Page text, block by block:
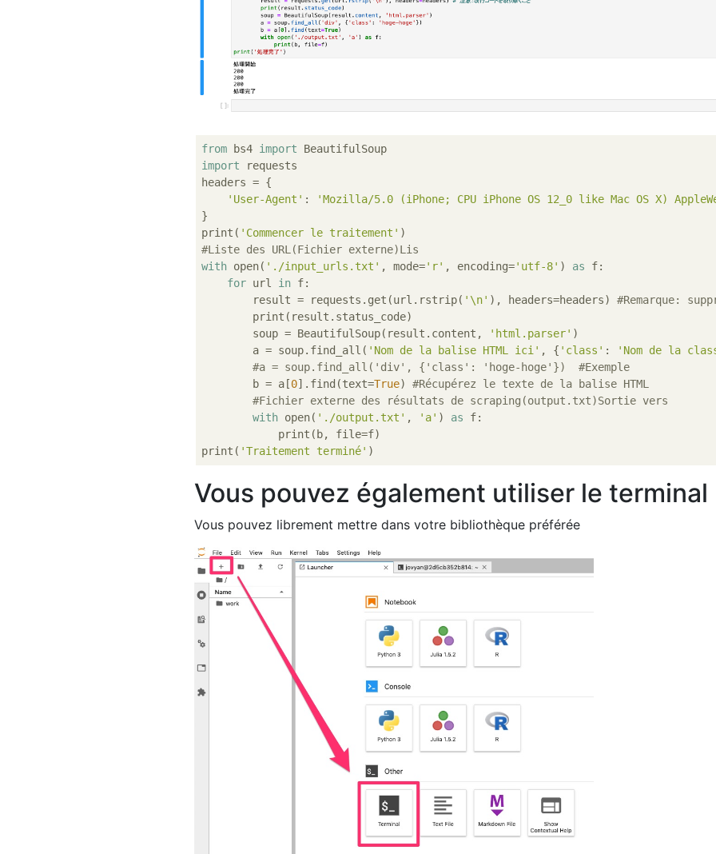
from bs4 import
import requests
headers = {
'User-Agent' :
'Mozilla/5.0 (iPhone; CPU iPhone OS 12_0 like Mac OS X)
}
print( 'Commencer le traitement'
#Liste des URL(Fichier externe)Lis
with open( './input_urls.txt' , mode='r' , encoding='utf-8' ) as f:
for url in f:
        result = requests.get(url.rstrip(
'\n' ), headers=headers) #Remarque:
        print(result.status_code)
        soup = BeautifulSoup(result.content,
'html.parser' )
        a = soup.find_all(
'Nom de la balise HTML ici' , { 'class' : 'Nom de la
#a = soup.find_all('div', {'class': 'hoge-hoge'})  #Exemple
        b = a[
0].find(text=True) #Récupérez le texte de la balise HTML
#Fichier externe des résultats de scraping(output.txt)Sortie vers
with open( './output.txt' , 'a' ) as f:
            print(b, file=f)
print( 'Traitement terminé'
Vous pouvez également utiliser le terminal
Vous pouvez librement mettre dans votre bibliothèque préférée